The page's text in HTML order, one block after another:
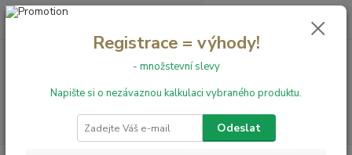
+420 731 199 591 0,00 Kč
Registrace = výhody!
- množstevní slevy
Napište si o nezávaznou kalkulaci vybraného produktu.
Odeslat